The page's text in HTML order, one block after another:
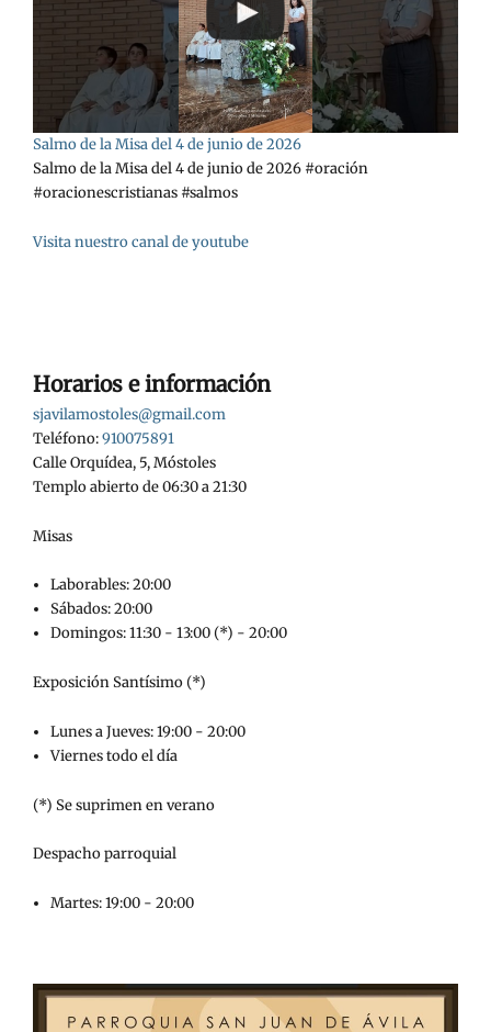
Salmo de la Misa del 4 de junio de 2026
Salmo de la Misa del 4 de junio de 2026 #oración
#oracionescristianas #salmos
Visita nuestro canal de youtube
Horarios e información
sjavilamostoles@gmail.com
Teléfono:910075891
Calle Orquídea, 5, Móstoles
Templo abierto de 06:30 a 21:30
Misas
Laborables: 20:00
Sábados: 20:00
Domingos: 11:30 - 13:00 (*) - 20:00
Exposición Santísimo (*)
Lunes a Jueves: 19:00 - 20:00
Viernes todo el día
(*) Se suprimen en verano
Despacho parroquial
Martes: 19:00 - 20:00